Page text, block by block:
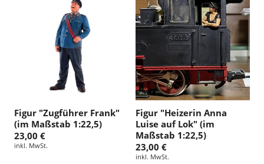
Figur "Zugführer Frank"
(im Maßstab 1:22,5)
23,00 €
inkl. MwSt.
Figur "Heizerin Anna
Luise auf Lok" (im
Maßstab 1:22,5)
23,00 €
inkl. MwSt.